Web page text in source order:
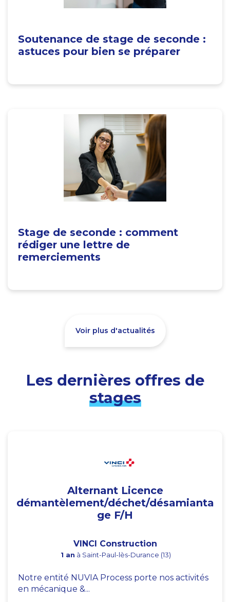
Soutenance de stage de seconde :
astuces pour bien se préparer
Stage de seconde : comment
rédiger une lettre de
remerciements
Voir plus d'actualités
Les dernières offres de
stages
Alternant Licence
démantèlement/déchet/désamianta
ge F/H
VINCI Construction
1 an à Saint-Paul-lès-Durance (13)
Notre entité NUVIA Process porte nos activités
en mécanique &...